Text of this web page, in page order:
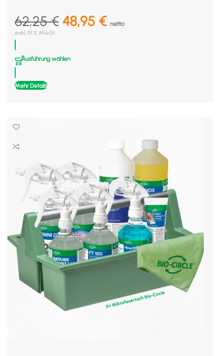
62,25€ Ursprünglicher Preis
48,95 €Aktueller Preis
netto
exkl. 19 % MwSt.
Ausführung wählen
Mehr Details